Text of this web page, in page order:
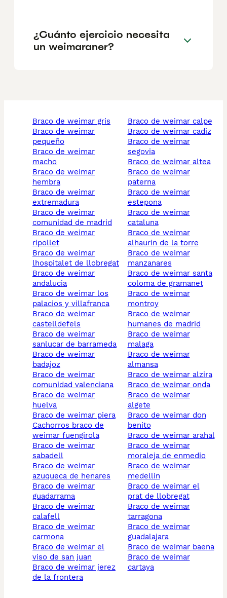
¿Cuánto ejercicio necesita
un weimaraner?
braco de weimar gris
braco de weimar
pequeño
braco de weimar
macho
braco de weimar
hembra
braco de weimar
extremadura
braco de weimar
comunidad de madrid
braco de weimar
ripollet
braco de weimar
lhospitalet de llobregat
braco de weimar
andalucia
braco de weimar los
palacios y villafranca
braco de weimar
castelldefels
braco de weimar
sanlucar de barrameda
braco de weimar
badajoz
braco de weimar
comunidad valenciana
braco de weimar
huelva
braco de weimar piera
cachorros braco de
weimar fuengirola
braco de weimar
sabadell
braco de weimar
azuqueca de henares
braco de weimar
guadarrama
braco de weimar
calafell
braco de weimar
carmona
braco de weimar el
viso de san juan
braco de weimar jerez
de la frontera
braco de weimar calpe
braco de weimar cadiz
braco de weimar
segovia
braco de weimar altea
braco de weimar
paterna
braco de weimar
estepona
braco de weimar
cataluna
braco de weimar
alhaurin de la torre
braco de weimar
manzanares
braco de weimar santa
coloma de gramanet
braco de weimar
montroy
braco de weimar
humanes de madrid
braco de weimar
malaga
braco de weimar
almansa
braco de weimar alzira
braco de weimar onda
braco de weimar
algete
braco de weimar don
benito
braco de weimar arahal
braco de weimar
moraleja de enmedio
braco de weimar
medellin
braco de weimar el
prat de llobregat
braco de weimar
tarragona
braco de weimar
guadalajara
braco de weimar baena
braco de weimar
cartaya